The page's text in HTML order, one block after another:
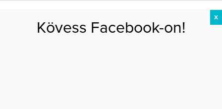
Kövess Facebook-on!
X